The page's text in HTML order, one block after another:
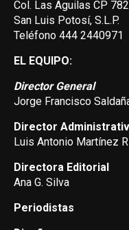
Col. Las Aguilas CP
San Luis Potosí, S.L.P.
Teléfono 444 2440971
EL EQUIPO:
Director General
Jorge Francisco
Director
Luis Antonio Martínez
Directora Editorial
Ana G. Silva
Periodistas